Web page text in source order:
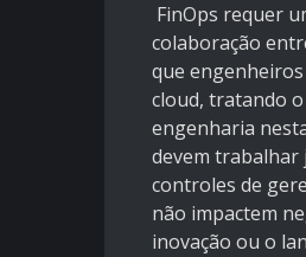
FinOps requer
colaboração
que
cloud, tratando
engenharia
devem trabalhar
controles de
não impactem
inovação ou o